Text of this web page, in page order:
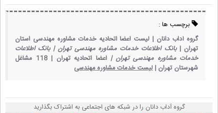
برچسب ها :
گروه آداب دانان | لیست اعضا اتحادیه خدمات مشاوره مهندسی استان
تهران | بانک اطلاعات خدمات مشاوره مهندسی تهران | بانک اطلاعات
خدمات مشاوره مهندسی تهران | اعضا اتحادیه تهران |
118 مشاغل
شهرستان تهران |لیست خدمات مشاوره مهندسی
گروه آداب دانان را در شبکه های اجتماعی به اشتراک بگذارید